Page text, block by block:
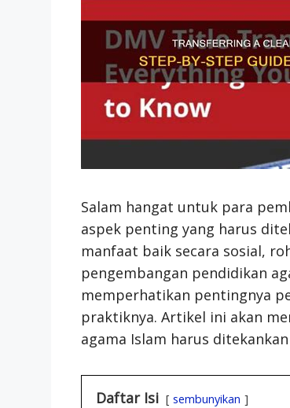
Salam hangat untuk para
aspek penting yang harus
manfaat baik secara sosial,
pengembangan pendidikan
memperhatikan pentingnya
praktiknya. Artikel ini akan
agama Islam harus
Daftar Isi sembunyikan